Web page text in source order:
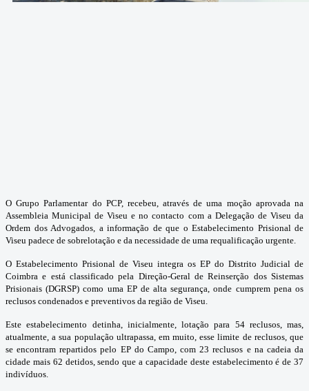
O Grupo Parlamentar do PCP, recebeu, através de uma moção aprovada na
Assembleia Municipal de Viseu e no contacto com a Delegação de Viseu da
Ordem dos Advogados, a informação de que o Estabelecimento Prisional de
Viseu padece de sobrelotação e da necessidade de uma requalificação urgente.
O Estabelecimento Prisional de Viseu integra os EP do Distrito Judicial de
Coimbra e está classificado pela Direção-Geral de Reinserção dos Sistemas
Prisionais (DGRSP) como uma EP de alta segurança, onde cumprem pena os
reclusos condenados e preventivos da região de Viseu.
Este estabelecimento detinha, inicialmente, lotação para 54 reclusos, mas,
atualmente, a sua população ultrapassa, em muito, esse limite de reclusos, que
se encontram repartidos pelo EP do Campo, com 23 reclusos e na cadeia da
cidade mais 62 detidos, sendo que a capacidade deste estabelecimento é de 37
indivíduos.